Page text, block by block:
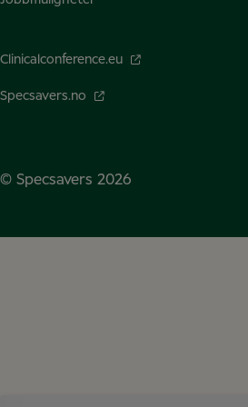
Clinicalconference.eu
Specsavers.no
© Specsavers 2026